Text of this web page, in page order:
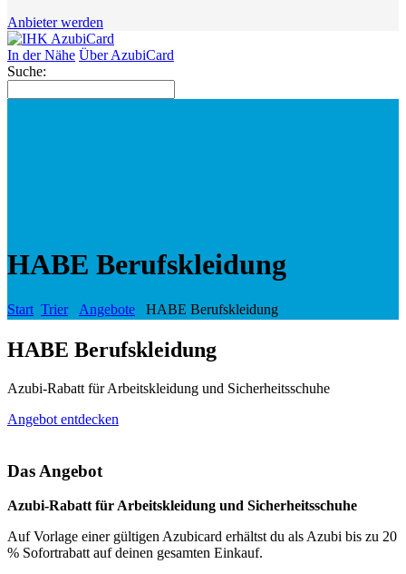
Anbieter werden
In der Nähe Über AzubiCard
Suche:
HABE Berufskleidung
Start Trier Angebote HABE Berufskleidung
HABE Berufskleidung
Azubi-Rabatt für Arbeitskleidung und Sicherheitsschuhe
Angebot entdecken
Das Angebot
Azubi-Rabatt für Arbeitskleidung und Sicherheitsschuhe
Auf Vorlage einer gültigen Azubicard erhältst du als Azubi bis zu 20
% Sofortrabatt auf deinen gesamten Einkauf.